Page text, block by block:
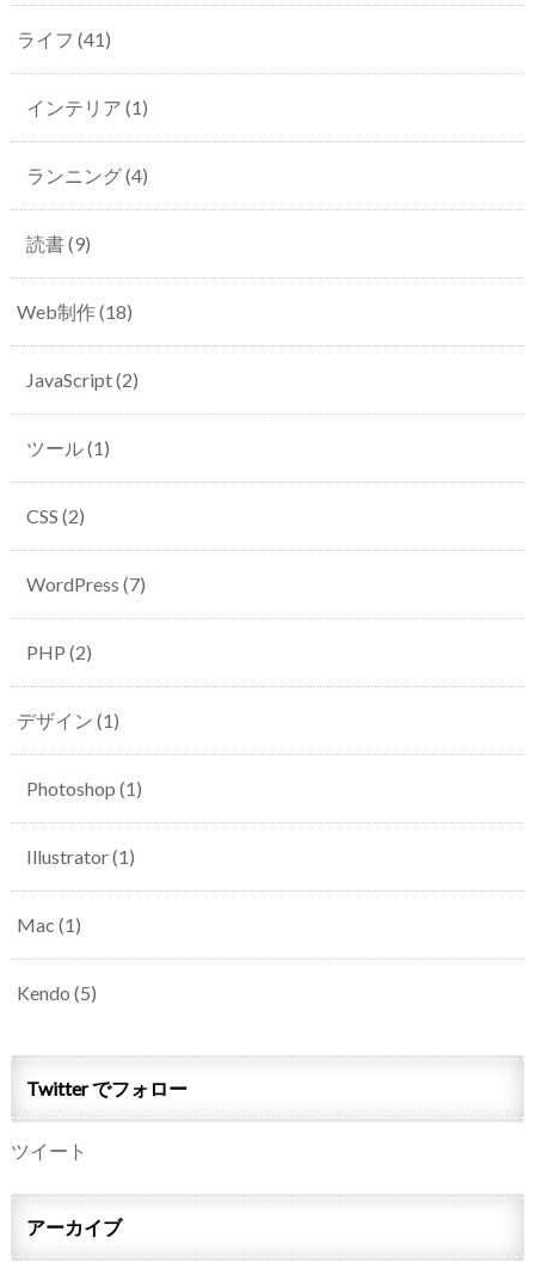
ライフ (41)
インテリア (1)
ランニング(4)
読書(9)
Web制作(18)
JavaScript(2)
ツール(1)
CSS (2)
WordPress (7)
PHP (2)
デザイン (1)
Photoshop (1)
Illustrator(1)
Mac (1)
Kendo (5)
Twitter でフォロー
ツイート
アーカイブ